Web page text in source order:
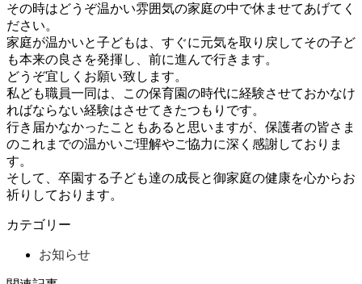
その時はどうぞ温かい雰囲気の家庭の中で休ませてあげてく
ださい。
家庭が温かいと子どもは、すぐに元気を取り戻してその子ど
も本来の良さを発揮し、前に進んで行きます。
どうぞ宜しくお願い致します。
私ども職員一同は、この保育園の時代に経験させておかなけ
ればならない経験はさせてきたつもりです。
行き届かなかったこともあると思いますが、保護者の皆さま
のこれまでの温かいご理解やご協力に深く感謝しておりま
す。
そして、卒園する子ども達の成長と御家庭の健康を心からお
祈りしております。
カテゴリー
お知らせ